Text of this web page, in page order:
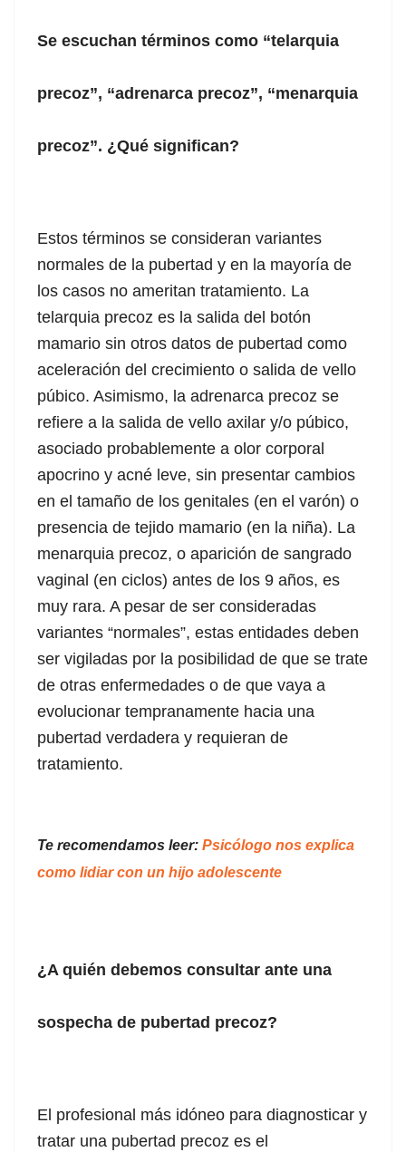
giriş
giriş
Se escuchan términos como “telarquia
precoz”, “adrenarca precoz”, “menarquia
precoz”. ¿Qué significan?
Estos términos se consideran variantes
normales de la pubertad y en la mayoría de
los casos no ameritan tratamiento. La
telarquia precoz es la salida del botón
mamario sin otros datos de pubertad como
aceleración del crecimiento o salida de vello
púbico. Asimismo, la adrenarca precoz se
refiere a la salida de vello axilar y/o púbico,
asociado probablemente a olor corporal
apocrino y acné leve, sin presentar cambios
en el tamaño de los genitales (en el varón) o
presencia de tejido mamario (en la niña). La
menarquia precoz, o aparición de sangrado
vaginal (en ciclos) antes de los 9 años, es
muy rara. A pesar de ser consideradas
variantes “normales”, estas entidades deben
ser vigiladas por la posibilidad de que se trate
de otras enfermedades o de que vaya a
evolucionar tempranamente hacia una
pubertad verdadera y requieran de
tratamiento.
Te recomendamos leer: Psicólogo nos explica
como lidiar con un hijo adolescente
¿A quién debemos consultar ante una
sospecha de pubertad precoz?
El profesional más idóneo para diagnosticar y
tratar una pubertad precoz es el